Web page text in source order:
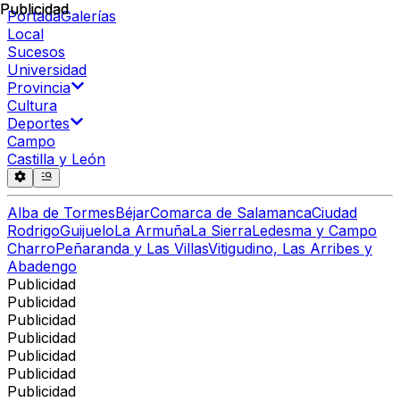
PortadaGalerías
Local
Sucesos
Universidad
Provincia
Cultura
Deportes
Campo
Castilla y León
Alba de TormesBéjarComarca de SalamancaCiudad
RodrigoGuijueloLa ArmuñaLa SierraLedesma y Campo
CharroPeñaranda y Las VillasVitigudino, Las Arribes y
Abadengo
Publicidad
Publicidad
Publicidad
Publicidad
Publicidad
Publicidad
Publicidad
Publicidad
Publicidad